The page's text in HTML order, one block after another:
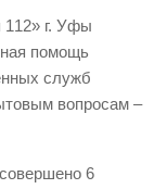
объектов
112» г. Уфы
помощь
служб
вопросам –
6